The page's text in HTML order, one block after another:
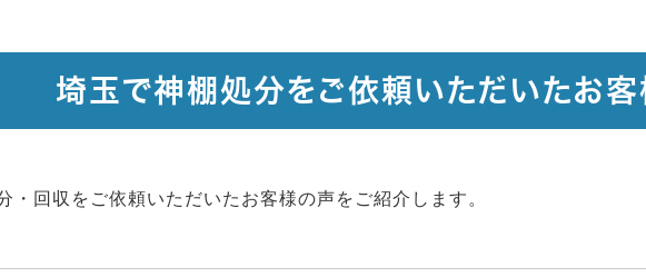
埼玉で神棚処分をご依頼いただいたお
・回収をご依頼いただいたお客様の声をご紹介します。